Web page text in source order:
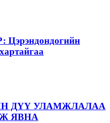
ДҮҮ УЛАМЖЛАЛАА
ЯВНА